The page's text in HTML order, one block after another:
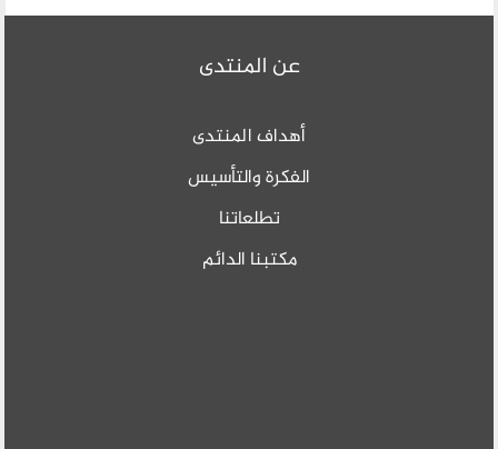
عن المنتدى
أهداف المنتدى
الفكرة والتأسيس
تطلعاتنا
مكتبنا الدائم